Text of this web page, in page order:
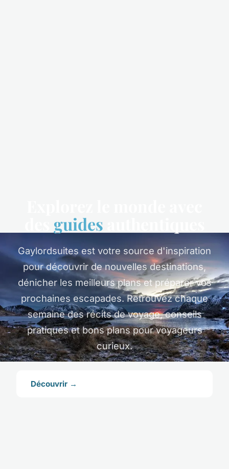
guides
Gaylordsuites est votre source d'inspiration
pour découvrir de nouvelles destinations,
dénicher les meilleurs plans et préparer vos
prochaines escapades. Retrouvez chaque
semaine des récits de voyage, conseils
pratiques et bons plans pour voyageurs
curieux.
Découvrir →